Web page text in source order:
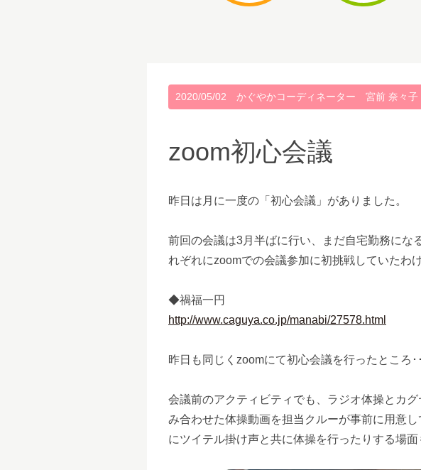
2020/05/02 かぐやかコーディネーター 宮前 奈々子
zoom初心会議
昨日は月に一度の「初心会議」がありました。
前回の会議は3月半ばに行い、まだ自宅勤務にな
れぞれにzoomでの会議参加に初挑戦していたわけ
◆禍福一円
http://www.caguya.co.jp/manabi/27578.html
昨日も同じくzoomにて初心会議を行ったところ･
会議前のアクティビティでも、ラジオ体操とカ
み合わせた体操動画を担当クルーが事前に用意
にツイテル掛け声と共に体操を行ったりする場面